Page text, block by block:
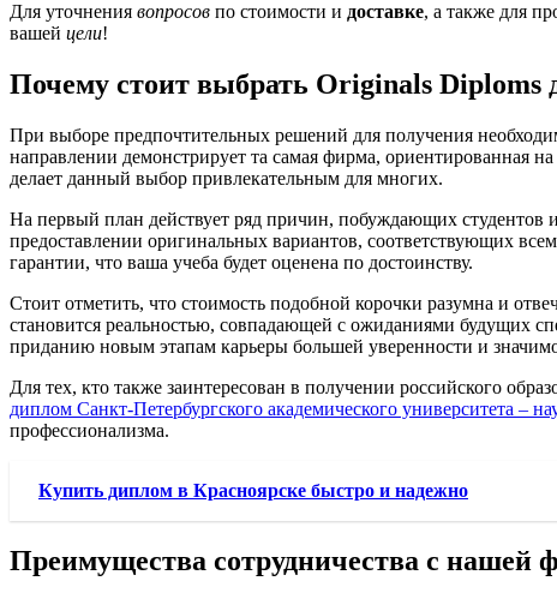
Для уточнения вопросов по стоимости и доставке, а также для
вашей цели!
Почему стоит выбрать Originals
При выборе предпочтительных решений для получения
направлении демонстрирует та самая фирма, ориентированная
делает данный выбор привлекательным для многих.
На первый план действует ряд причин, побуждающих студентов
предоставлении оригинальных вариантов, соответствующих
гарантии, что ваша учеба будет оценена по достоинству.
Стоит отметить, что стоимость подобной корочки разумна и
становится реальностью, совпадающей с ожиданиями будущих
приданию новым этапам карьеры большей уверенности и
Для тех, кто также заинтересован в получении российского
диплом Санкт-Петербургского академического университета –
профессионализма.
Купить диплом в Красноярске быстро и надежно
Преимущества сотрудничества с нашей